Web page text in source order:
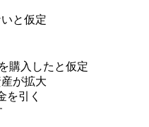
と仮定
購入したと仮定
が拡大
を引く